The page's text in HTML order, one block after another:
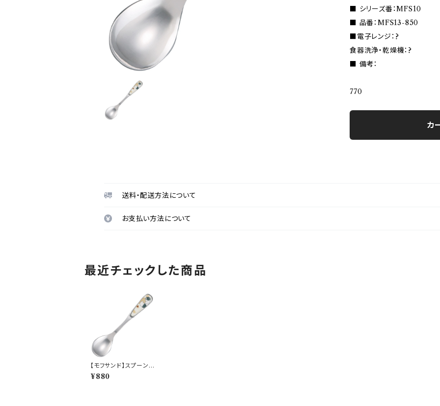
■ シリーズ番：MFS10
■ 品番：MFS13-850
■電子レンジ：?
食器洗浄・乾燥機：?
■ 備考：
770
カ
送料・配送方法について
お支払い方法について
最近チェックした商品
【モフサンド】スプーン
（クッキー）【MFS10】M
FS13-850
¥880